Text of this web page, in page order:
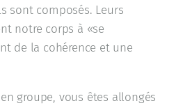
sont composés. Leurs
notre corps à «se
de la cohérence et une
groupe, vous êtes allongés